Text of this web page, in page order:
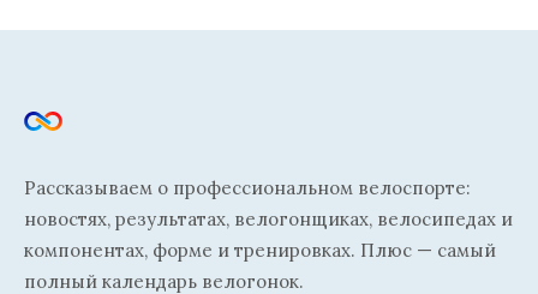
Рассказываем о профессиональном велоспорте:
новостях, результатах, велогонщиках, велосипедах и
компонентах, форме и тренировках. Плюс — самый
полный календарь велогонок.